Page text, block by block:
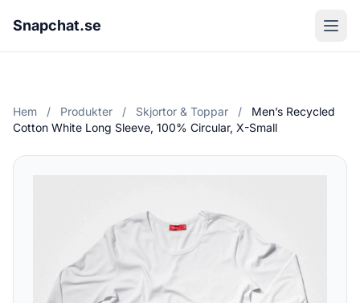
Snapchat.se
Hem / Produkter / Skjortor & Toppar /
Men’s Recycled
Cotton White Long Sleeve, 100% Circular, X-Small